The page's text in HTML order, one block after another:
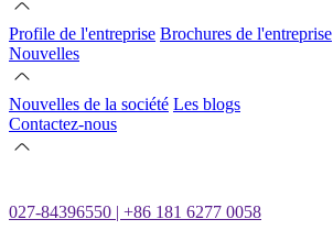
Profile de l'entreprise Brochures de l'entreprise
Nouvelles
Nouvelles de la société Les blogs
Contactez-nous
027-84396550 | +86 181 6277 0058